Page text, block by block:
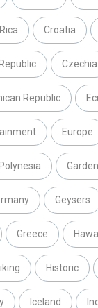
Croatia
Czechia
Republic
Europe
Geysers
Greece
Historic
Iceland